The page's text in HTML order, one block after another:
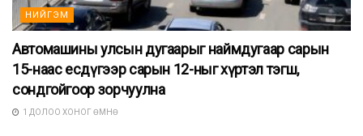
НИЙГЭМ
Автомашины улсын дугаарыг наймдугаар сарын
15-наас есдүгээр сарын 12-ныг хүртэл тэгш,
сондгойгоор зорчуулна
1 ДОЛОО ХОНОГ ӨМНӨ